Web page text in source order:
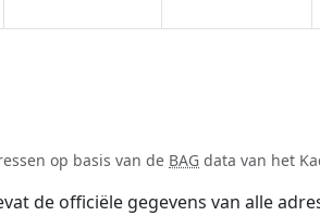
op basis van de BAG data van het
de officiële gegevens van alle